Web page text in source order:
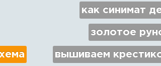
как синимат
золотое
вышиваем